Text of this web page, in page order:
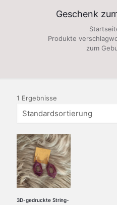
Geschenk
Produkte
zum
1 Ergebnisse
3D-gedruckte String-